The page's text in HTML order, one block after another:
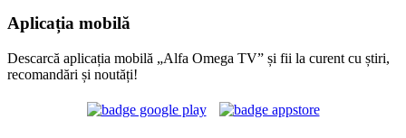
Aplicația mobilă
Descarcă aplicația mobilă „Alfa Omega TV” și fii la curent cu știri,
recomandări și noutăți!